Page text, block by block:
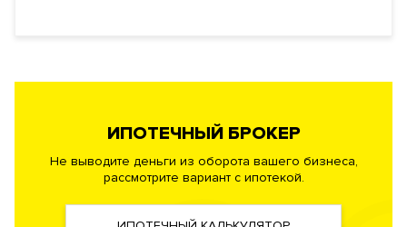
развивающих игр.
В шикарном лобби, оформленном мрамором и
приятно выпить кофе, подождать домочадцев, встретиться с
ИПОТЕЧНЫЙ БРОКЕР
Не выводите деньги из оборота вашего бизнеса,
рассмотрите вариант с ипотекой.